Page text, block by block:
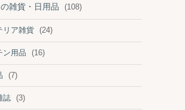
雑貨・日用品 (108)
リア雑貨 (24)
ン用品 (16)
(7)
誌 (3)